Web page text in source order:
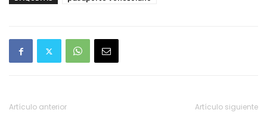
Artículo anterior Artículo siguiente